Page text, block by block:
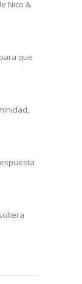
Nico &
que